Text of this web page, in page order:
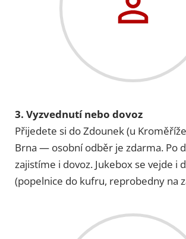
3. Vyzvednutí nebo dovoz
Přijedete si do Zdounek (u
Brna — osobní odběr je zdarma. Po
zajistíme i dovoz. Jukebox se vejde i
(popelnice do kufru, reprobedny na